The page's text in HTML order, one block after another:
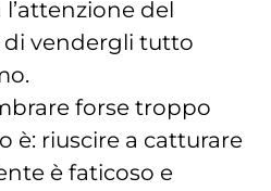
del
di vendergli tutto
forse troppo
è: riuscire a catturare
è faticoso e